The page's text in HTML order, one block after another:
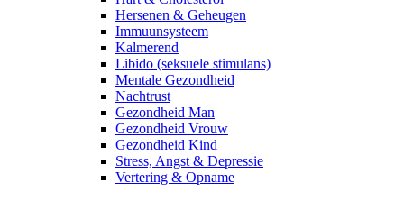
Hersenen & Geheugen
Immuunsysteem
Kalmerend
Libido (seksuele stimulans)
Mentale Gezondheid
Nachtrust
Gezondheid Man
Gezondheid Vrouw
Gezondheid Kind
Stress, Angst & Depressie
Vertering & Opname